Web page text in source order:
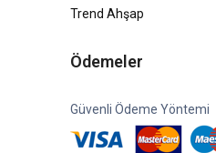
Trend Ahşap
Ödemeler
Güvenli Ödeme Yöntemi